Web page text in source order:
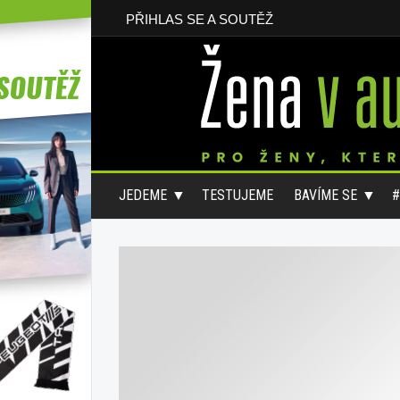
PŘIHLAS SE A SOUTĚŽ
JEDEME TESTUJEME BAVÍME SE